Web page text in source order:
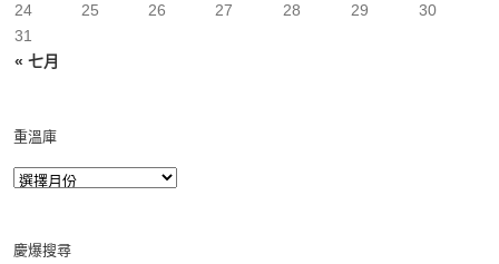
« 七月
24
25 26 27 28 29
30
31
重溫庫
慶爆搜尋